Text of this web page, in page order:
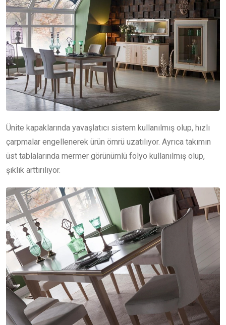
Ünite kapaklarında yavaşlatıcı sistem kullanılmış olup, hızlı
çarpmalar engellenerek ürün ömrü uzatılıyor. Ayrıca takımın
üst tablalarında mermer görünümlü folyo kullanılmış olup,
şıklık arttırılıyor.